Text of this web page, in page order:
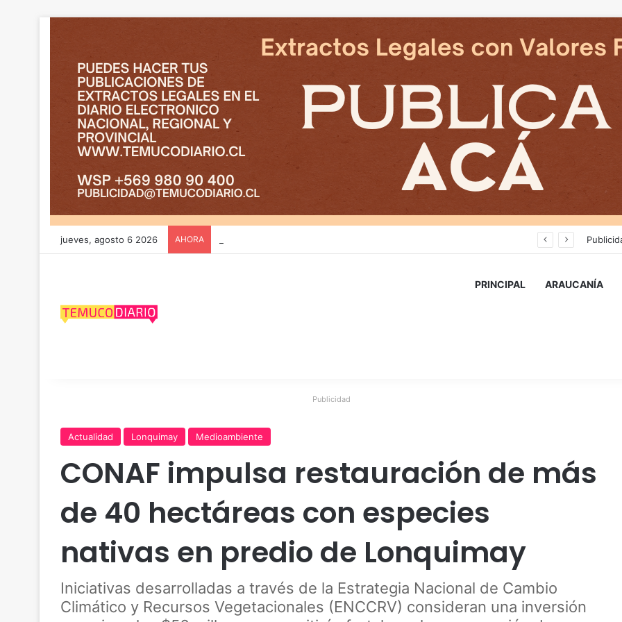
jueves, agosto 6 2026 AHORA
PRINCIPAL ARAUCANÍA
Publicidad
Actualidad Lonquimay Medioambiente
CONAF impulsa restauración de más
de 40 hectáreas con especies
nativas en predio de Lonquimay
Iniciativas desarrolladas a través de la Estrategia Nacional de Cambio
Climático y Recursos Vegetacionales (ENCCRV) consideran una inversión